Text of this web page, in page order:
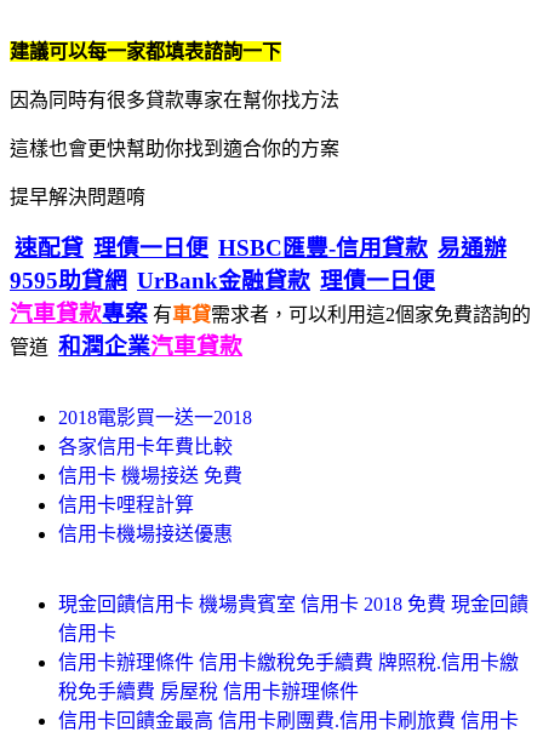
建議可以每一家都填表諮詢一下
因為同時有很多貸款專家在幫你找方法
這樣也會更快幫助你找到適合你的方案
提早解決問題唷
速配貸 理債一日便 HSBC匯豐-信用貸款 易通辦
9595助貸網 UrBank金融貸款 理債一日便
汽車貸款專案 有車貸需求者，可以利用這2個家免費諮詢的
管道 和潤企業汽車貸款
2018電影買一送一2018
各家信用卡年費比較
信用卡 機場接送 免費
信用卡哩程計算
信用卡機場接送優惠
現金回饋信用卡 機場貴賓室 信用卡 2018 免費 現金回饋
信用卡
信用卡辦理條件 信用卡繳稅免手續費 牌照稅.信用卡繳
稅免手續費 房屋稅 信用卡辦理條件
信用卡回饋金最高 信用卡刷團費.信用卡刷旅費 信用卡